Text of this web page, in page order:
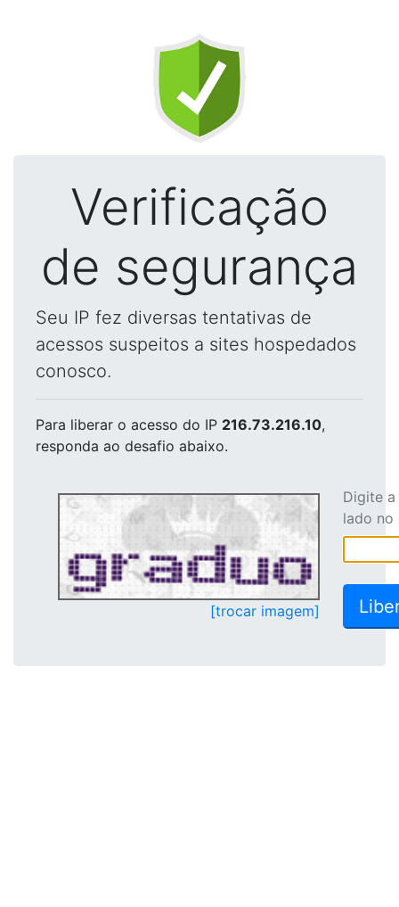
Verificação
de segurança
Seu IP fez diversas tentativas de
acessos suspeitos a sites hospedados
conosco.
Para liberar o acesso do IP 216.73.216.10,
responda ao desafio abaixo.
[trocar imagem]
Digite
lado no